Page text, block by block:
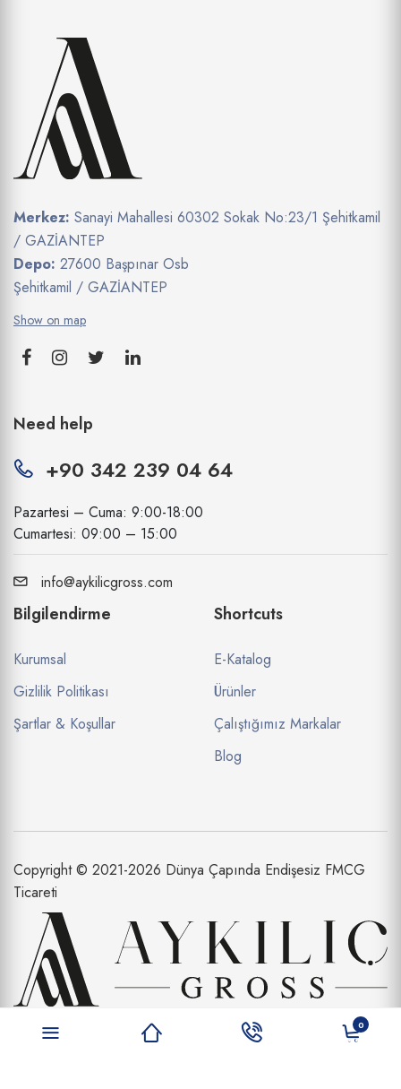
Merkez: Sanayi Mahallesi 60302 Sokak No:23/1 Şehitkamil
/ GAZİANTEP
Depo: 27600 Başpınar Osb
Şehitkamil / GAZİANTEP
Show on map
Need help
+90 342 239 04 64
Pazartesi – Cuma: 9:00-18:00
Cumartesi: 09:00 – 15:00
info@aykilicgross.com
Bilgilendirme
Kurumsal
Gizlilik Politikası
Şartlar & Koşullar
Shortcuts
E-Katalog
Ürünler
Çalıştığımız Markalar
Blog
Copyright © 2021-2026 Dünya Çapında Endişesiz FMCG
Ticareti
Aykılıç Dış Ticaret Limited Şirketi bir
Aykılıç Şirketler Topluluğu İştirakidir.
0